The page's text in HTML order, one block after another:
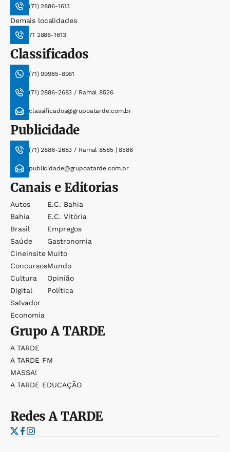
(71) 2886-1613
Demais localidades
71 2886-1613
Classificados
(71) 99965-8961
(71) 2886-2683 / Ramal 8526
classificados@grupoatarde.com.br
Publicidade
(71) 2886-2683 / Ramal 8585 | 8586
publicidade@grupoatarde.com.br
Canais e Editorias
Autos
Bahia
Brasil
Saúde
Cineinsite
Concursos
Cultura
Digital
Salvador
Economia
E.c. Bahia
E.c. Vitória
Empregos
Gastronomia
Muito
Mundo
Opinião
Política
GrupoA TARDE
A TARDE
A TARDE FM
MASSA!
A TARDE EDUCAÇÃO
RedesA TARDE